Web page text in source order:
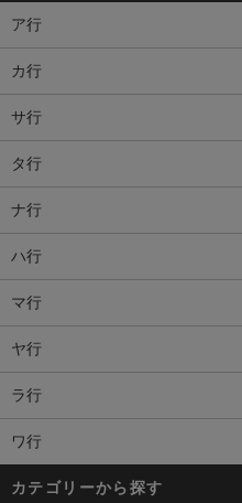
ア行
カ行
サ行
タ行
ナ行
ハ行
マ行
ヤ行
ラ行
ワ行
カテゴリーから探す